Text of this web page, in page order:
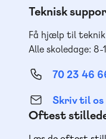
Teknisk
Få hjælp til
Alle skoledage: 8-
70 23 46
Skriv til os
Oftest